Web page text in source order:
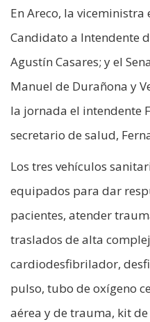
En Areco, la
Candidato a Intendente
Agustín Casares; y el
Manuel de Durañona y
la jornada el intendente
secretario de salud,
Los tres vehículos
equipados para dar
pacientes, atender
traslados de alta
cardiodesfibrilador,
pulso, tubo de oxígeno
aérea y de trauma, kit